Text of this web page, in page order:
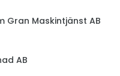
Gran Maskintjänst AB
AB